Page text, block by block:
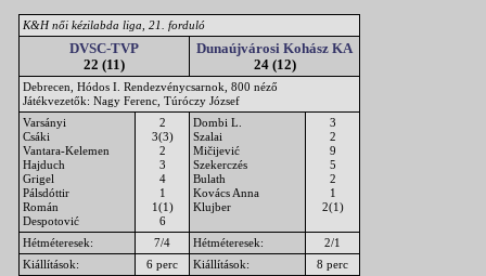
K&H női kézilabda liga, 21. forduló
DVSC-TVP
22 (11)
Dunaújvárosi Kohász KA
24 (12)
Debrecen, Hódos I. Rendezvénycsarnok, 800 néző
Játékvezetők: Nagy Ferenc, Túróczy József
Varsányi
Csáki
Vantara-Kelemen
Hajduch
Grigel
Pálsdóttir
Román
Despotović
2
3(3)
2
3
4
1
1(1)
6
Dombi L.
Szalai
Mičijević
Szekerczés
Bulath
Kovács Anna
Klujber
3
2
9
5
2
1
2(1)
Hétméteresek: 7/4 Hétméteresek:
2/1
Kiállítások:
6 perc Kiállítások: 8 perc